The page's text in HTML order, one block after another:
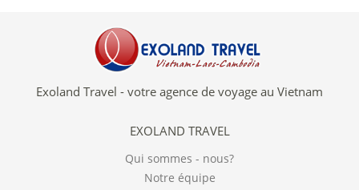
Exoland Travel - votre agence de voyage au Vietnam
EXOLAND TRAVEL
Qui sommes - nous?
Notre équipe